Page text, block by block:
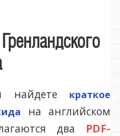
найдете краткое
на английском
два PDF-